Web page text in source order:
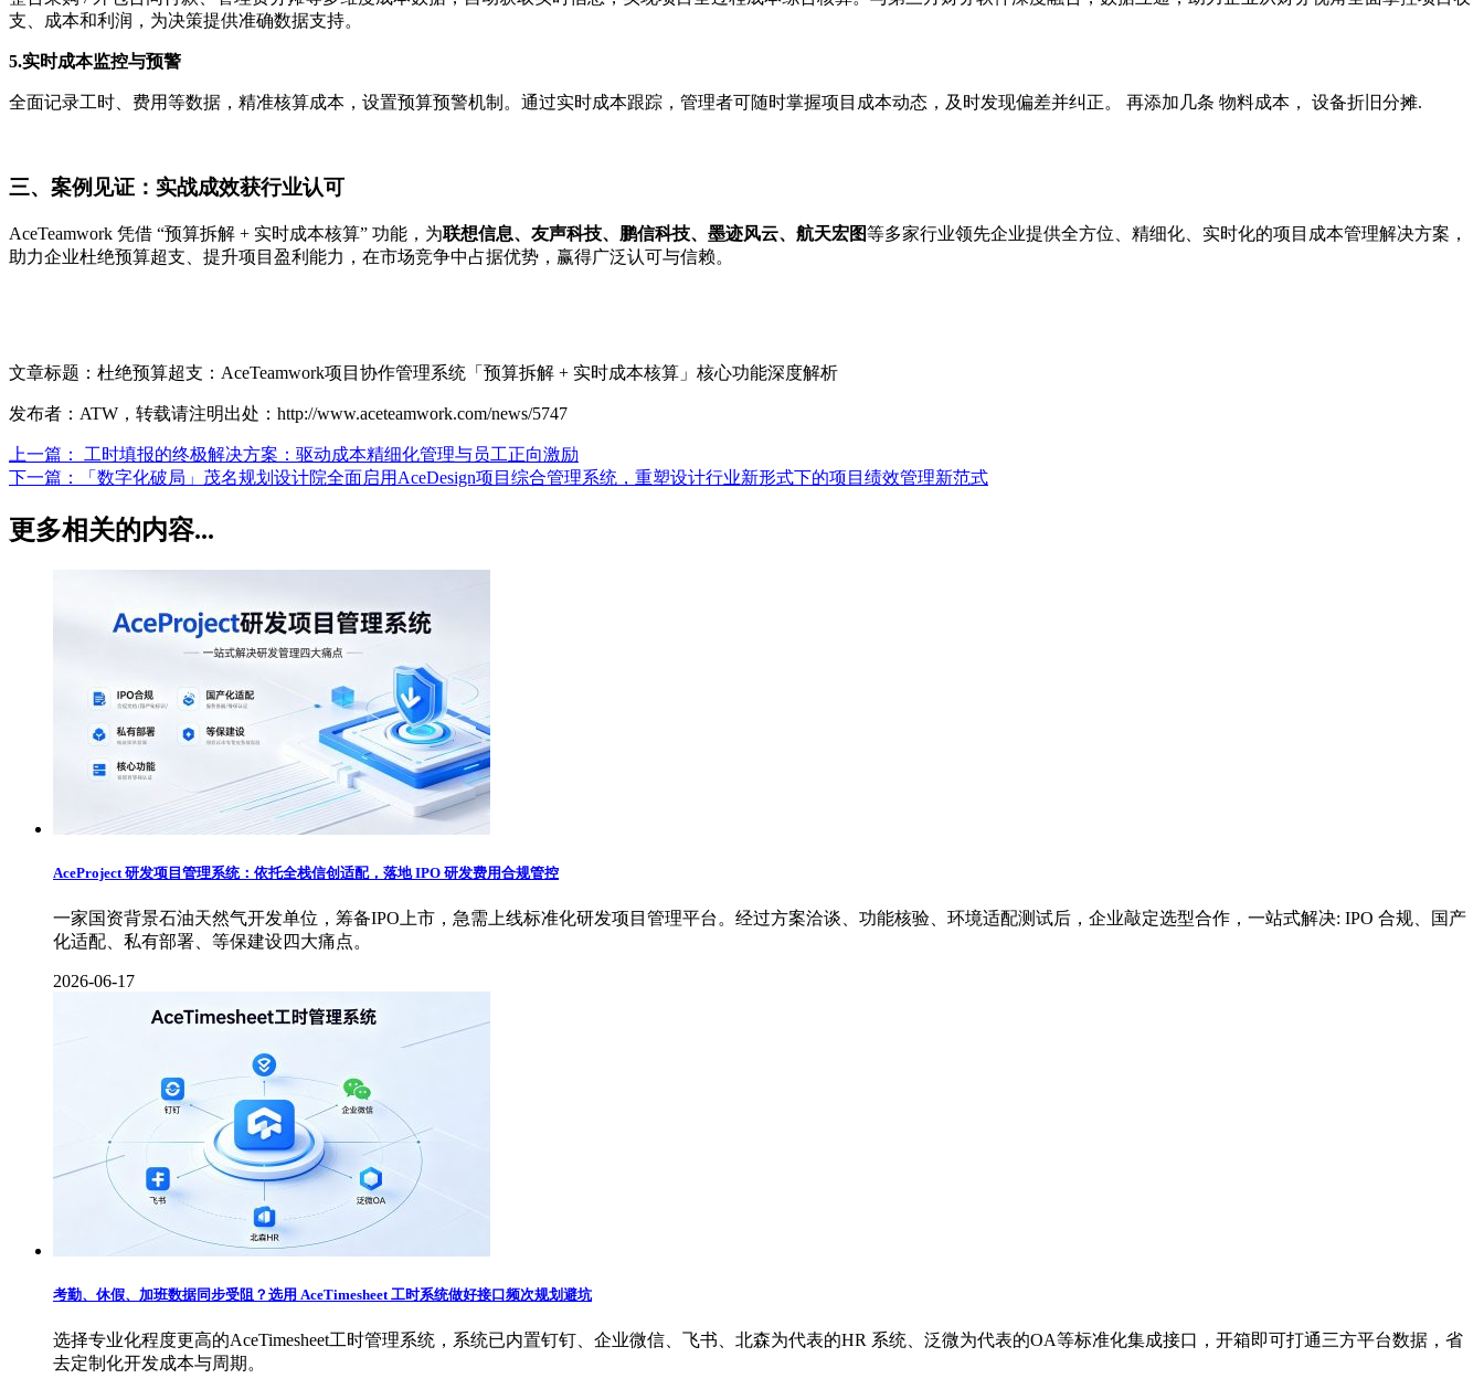
支、成本和利润，为决策提供准确数据支持。
5.实时成本监控与预警
全面记录工时、费用等数据，精准核算成本，设置预算预警机制。通过实时成本跟踪，管理者可随时掌握项目成本动态，及时发现偏差并纠正。 再添加几条 物料成本， 设备折旧分摊.
三、案例见证：实战成效获行业认可
AceTeamwork 凭借 “预算拆解 + 实时成本核算” 功能，为联想信息、友声科技、鹏信科技、墨迹风云、航天宏图等多家行业领先企业提供全方位、精细化、实时化的项目成本管理解决方案，
助力企业杜绝预算超支、提升项目盈利能力，在市场竞争中占据优势，赢得广泛认可与信赖。
文章标题：杜绝预算超支：AceTeamwork项目协作管理系统「预算拆解 + 实时成本核算」核心功能深度解析
发布者：ATW，转载请注明出处：http://www.aceteamwork.com/news/5747
上一篇： 工时填报的终极解决方案：驱动成本精细化管理与员工正向激励
下一篇：
「数字化破局」茂名规划设计院全面启用AceDesign项目综合管理系统，重塑设计行业新形式下的项目绩效管理新范式
更多相关的内容...
AceProject 研发项目管理系统：依托全栈信创适配，落地 IPO 研发费用合规管控
一家国资背景石油天然气开发单位，筹备IPO上市，急需上线标准化研发项目管理平台。经过方案洽谈、功能核验、环境适配测试后，企业敲定选型合作，一站式解决: IPO 合规、国产
化适配、私有部署、等保建设四大痛点。
2026-06-17
考勤、休假、加班数据同步受阻？选用 AceTimesheet 工时系统做好接口频次规划避坑
选择专业化程度更高的AceTimesheet工时管理系统，系统已内置钉钉、企业微信、飞书、北森为代表的HR 系统、泛微为代表的OA等标准化集成接口，开箱即可打通三方平台数据，省
去定制化开发成本与周期。